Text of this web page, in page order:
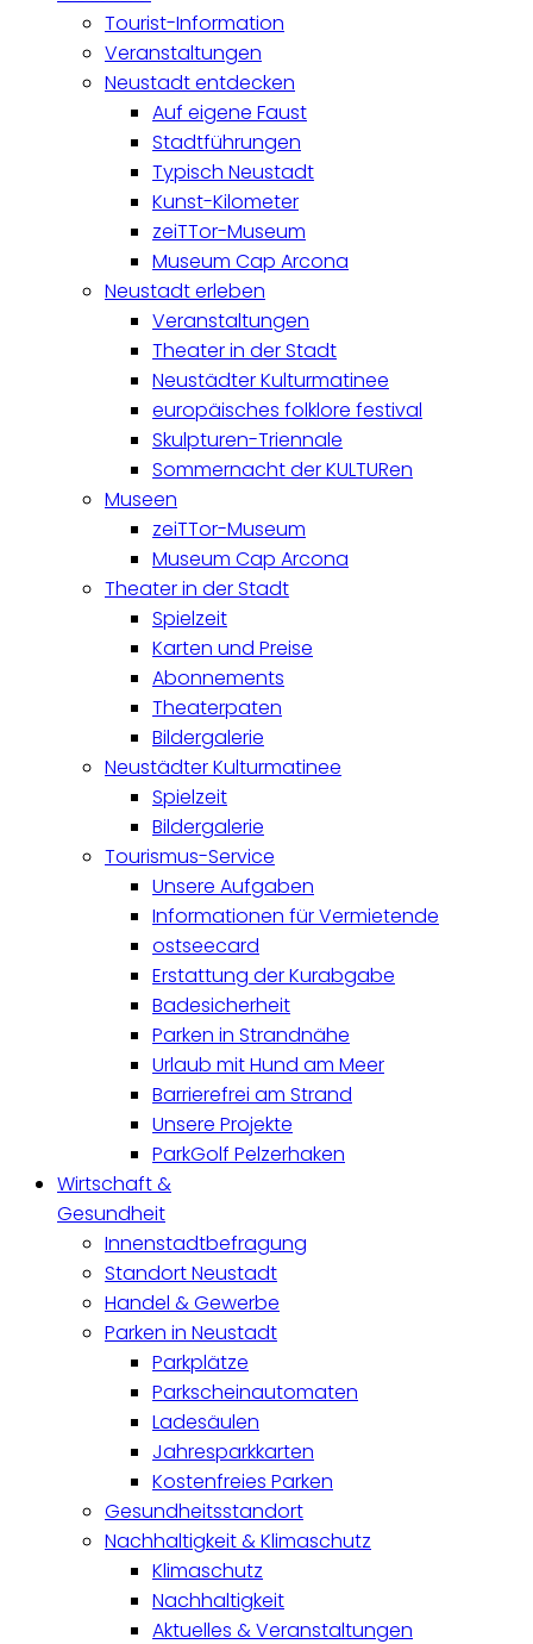
Tourist-Information
Veranstaltungen
Neustadt entdecken
Auf eigene Faust
Stadtführungen
Typisch Neustadt
Kunst-Kilometer
zeiTTor-Museum
Museum Cap Arcona
Neustadt erleben
Veranstaltungen
Theater in der Stadt
Neustädter Kulturmatinee
europäisches folklore festival
Skulpturen-Triennale
Sommernacht der KULTURen
Museen
zeiTTor-Museum
Museum Cap Arcona
Theater in der Stadt
Spielzeit
Karten und Preise
Abonnements
Theaterpaten
Bildergalerie
Neustädter Kulturmatinee
Spielzeit
Bildergalerie
Tourismus-Service
Unsere Aufgaben
Informationen für Vermietende
ostseecard
Erstattung der Kurabgabe
Badesicherheit
Parken in Strandnähe
Urlaub mit Hund am Meer
Barrierefrei am Strand
Unsere Projekte
ParkGolf Pelzerhaken
Wirtschaft &
Gesundheit
Innenstadtbefragung
Standort Neustadt
Handel & Gewerbe
Parken in Neustadt
Parkplätze
Parkscheinautomaten
Ladesäulen
Jahresparkkarten
Kostenfreies Parken
Gesundheitsstandort
Nachhaltigkeit & Klimaschutz
Klimaschutz
Nachhaltigkeit
Aktuelles & Veranstaltungen